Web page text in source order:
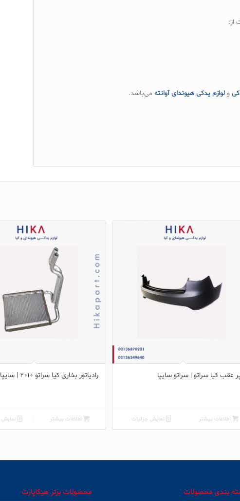
از:
و لوازم یدکی هیوندای آوانته می‌باشد.
عقب کیا سراتو | سراتو سایپا
اطلاعات بیشتر نمایش جزئیات
رادیاتور بخاری کیا سراتو 2010 | سایپا
اطلاعات بیشتر نمایش
بندی محصولات محصولات برتر هیکاپارت